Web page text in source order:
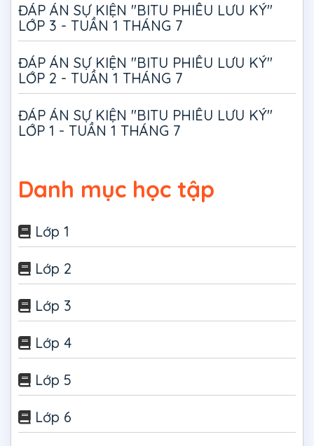
ĐÁP ÁN SỰ KIỆN "BITU PHIÊU LƯU KÝ"
LỚP 3 - TUẦN 1 THÁNG 7
ĐÁP ÁN SỰ KIỆN "BITU PHIÊU LƯU KÝ"
LỚP 2 - TUẦN 1 THÁNG 7
ĐÁP ÁN SỰ KIỆN "BITU PHIÊU LƯU KÝ"
LỚP 1 - TUẦN 1 THÁNG 7
Danh mục học tập
Lớp 1
Lớp 2
Lớp 3
Lớp 4
Lớp 5
Lớp 6